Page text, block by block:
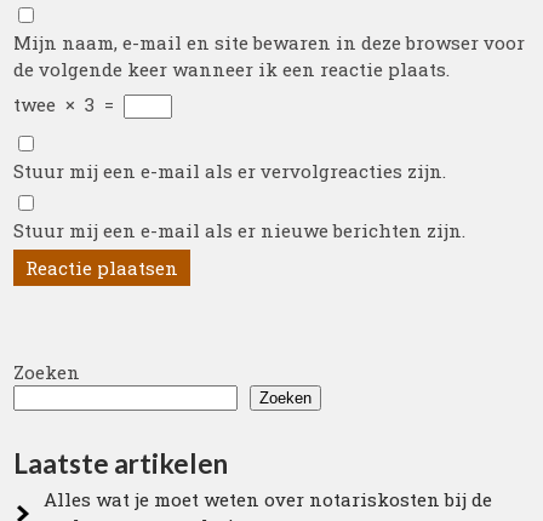
Mijn naam, e-mail en site bewaren in deze browser voor
de volgende keer wanneer ik een reactie plaats.
twee × 3 =
Stuur mij een e-mail als er vervolgreacties zijn.
Stuur mij een e-mail als er nieuwe berichten zijn.
Zoeken
Zoeken
Laatste artikelen
Alles wat je moet weten over notariskosten bij de